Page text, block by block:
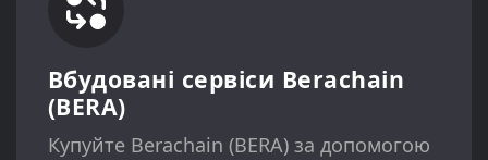
Вбудовані сервіси Berachain
(BERA)
Купуйте Berachain (BERA) за допомогою